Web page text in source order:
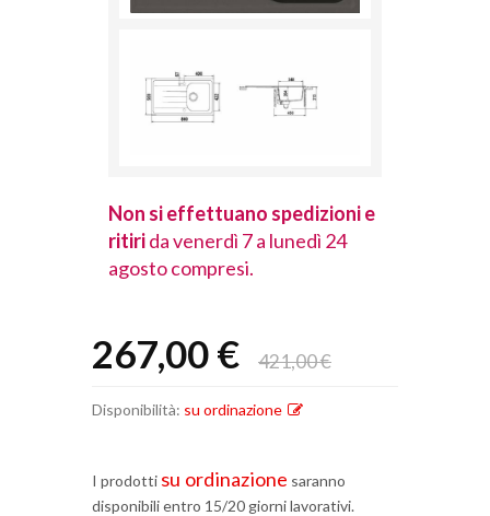
Non si effettuano spedizioni e
ritirida venerdì 7 a lunedì 24
agosto compresi.
267,00 € 421,00 €
Disponibilità: su ordinazione
I prodotti su ordinazione saranno
disponibili entro 15/20 giorni lavorativi.